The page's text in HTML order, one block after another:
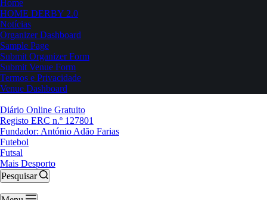
Home
HOME DERBY 2.0
Notícias
Organizer Dashboard
Sample Page
Submit Organizer Form
Submit Venue Form
Termos e Privacidade
Venue Dashboard
Diário Online Gratuito
Registo ERC n.º 127801
Fundador: António Adão Farias
Futebol
Futsal
Mais Desporto
Pesquisar